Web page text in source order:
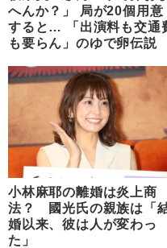
へんか？」 局が20個用意
すると… 「出演料も交通
も要らん」のゆで卵伝説
小林麻耶の離婚は炎上商
法？ 國光氏の親族は「
婚以来、彼は人が変わっ
た」